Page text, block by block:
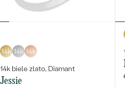
14k 14k 14k
14k biele zlato, Diamant
Jessie